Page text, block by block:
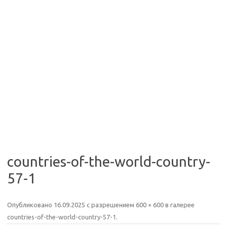
countries-of-the-world-country-
57-1
Опубликовано 16.09.2025 с разрешением 600 × 600 в галерее
countries-of-the-world-country-57-1 .